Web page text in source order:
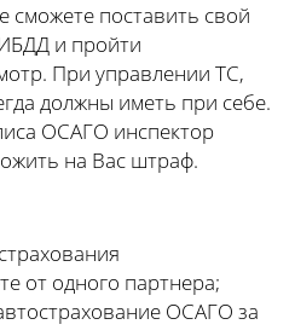
поставить свой
и пройти
При управлении ТС,
должны иметь при себе.
ОСАГО инспектор
на Вас штраф.
от одного партнера;
ОСАГО за